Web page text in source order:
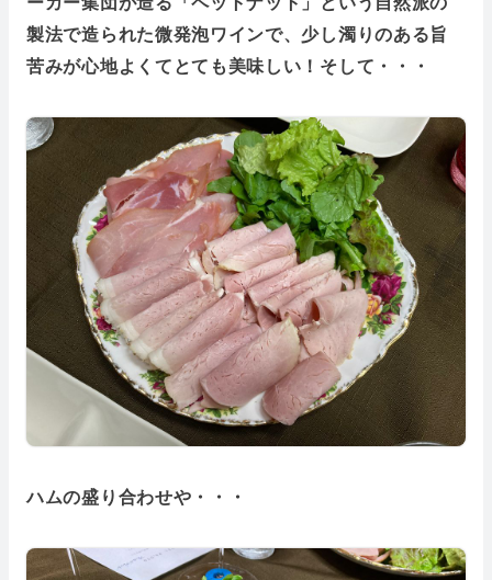
製法で造られた微発泡ワインで、少し濁りのある旨
苦みが心地よくてとても美味しい！そして・・・
ハムの盛り合わせや・・・